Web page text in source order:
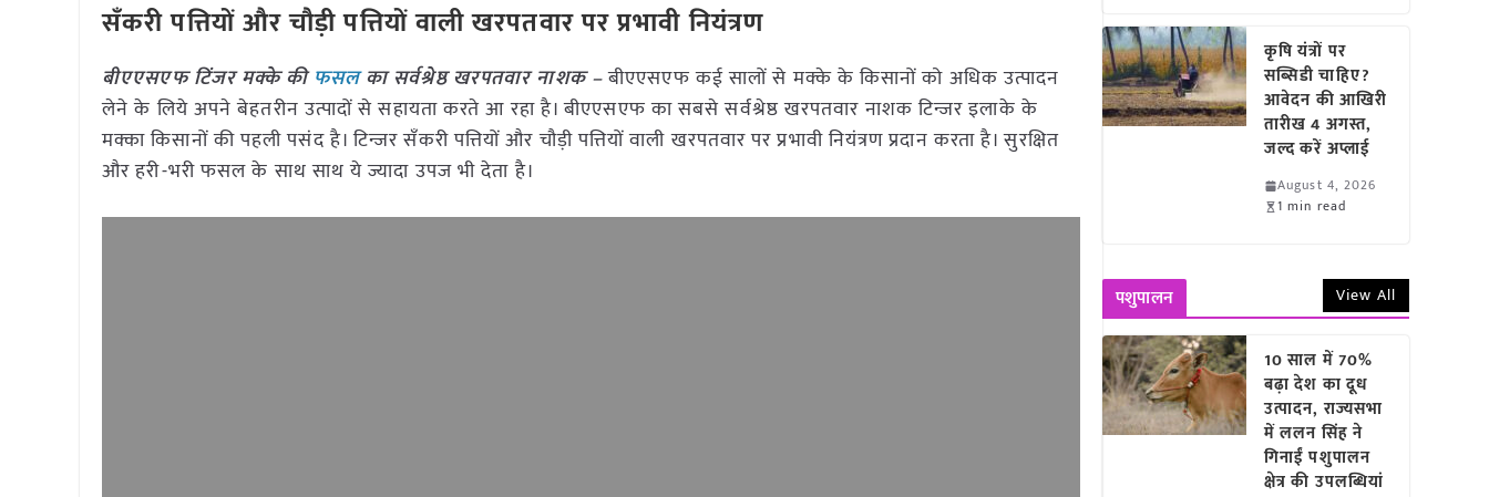
सँकरी पत्तियों और चौड़ी पत्तियों वाली खरपतवार पर प्रभावी नियंत्रण
बीएएसएफ टिंजर मक्के कीफसलका सर्वश्रेष्ठ खरपतवार नाशक –बीएएसएफ कई सालों से मक्के के किसानों को अधिक उत्पादन
लेने के लिये अपने बेहतरीन उत्पादों से सहायता करते आ रहा है। बीएएसएफ का सबसे सर्वश्रेष्ठ खरपतवार नाशक टिन्जर इलाके के
मक्का किसानों की पहली पसंद है। टिन्जर सँकरी पत्तियों और चौड़ी पत्तियों वाली खरपतवार पर प्रभावी नियंत्रण प्रदान करता है। सुरक्षित
और हरी-भरी फसल के साथ साथ ये ज्यादा उपज भी देता है।
कृषि यंत्रों पर
सब्सिडी चाहिए?
आवेदन की आखिरी
तारीख 4 अगस्त,
जल्द करें अप्लाई
August 4, 2026
1 min read
पशुपालन View All
10 साल में 70%
बढ़ा देश का दूध
उत्पादन, राज्यसभा
में ललन सिंह ने
गिनाईं पशुपालन
क्षेत्र की उपलब्धियां